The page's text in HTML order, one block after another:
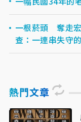
一根菸頭 奪走
查：一連串失守
熱門文章